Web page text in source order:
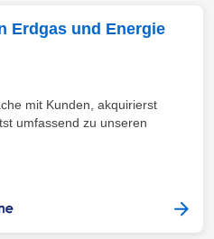
Erdgas und Energie
mit Kunden, akquirierst
umfassend zu unseren